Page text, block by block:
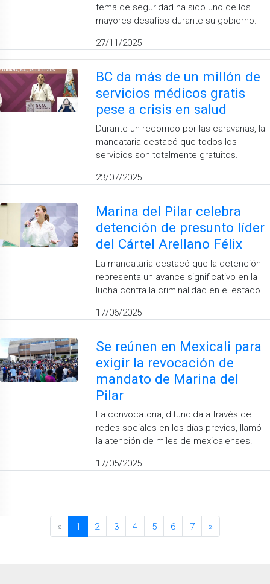
tema de seguridad ha sido uno de los
mayores desafíos durante su gobierno.
27/11/2025
BC da más de un millón de
servicios médicos gratis
pese a crisis en salud
Durante un recorrido por las caravanas, la
mandataria destacó que todos los
servicios son totalmente gratuitos.
23/07/2025
Marina del Pilar celebra
detención de presunto líder
del Cártel Arellano Félix
La mandataria destacó que la detención
representa un avance significativo en la
lucha contra la criminalidad en el estado.
17/06/2025
Se reúnen en Mexicali para
exigir la revocación de
mandato de Marina del
Pilar
La convocatoria, difundida a través de
redes sociales en los días previos, llamó
la atención de miles de mexicalenses.
17/05/2025
« 1 2 3 4 5 6 7 »